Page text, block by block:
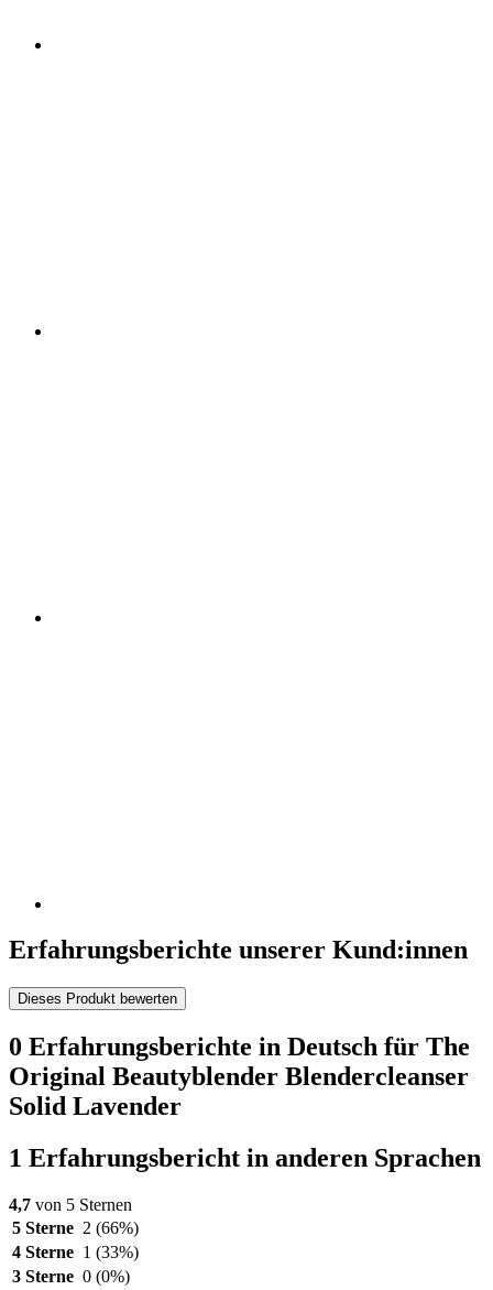
Erfahrungsberichte unserer Kund:innen
Dieses Produkt bewerten
0 Erfahrungsberichte in Deutsch für The
Original Beautyblender Blendercleanser
Solid Lavender
1 Erfahrungsbericht in anderen Sprachen
4,7 von 5 Sternen
5 Sterne 2 (66%)
4 Sterne 1 (33%)
3 Sterne 0 (0%)